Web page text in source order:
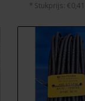
* Stukprijs: